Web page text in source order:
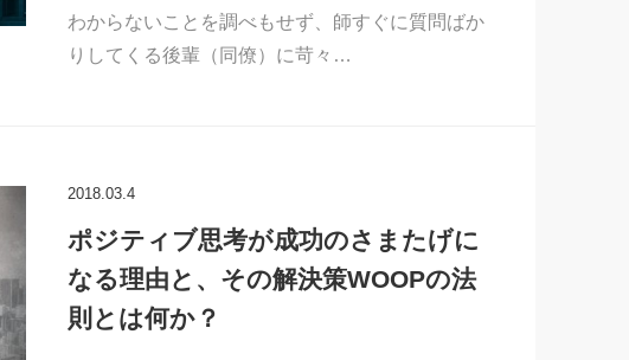
わからないことを調べもせず、師すぐに質問ばか
りしてくる後輩（同僚）に苛々…
2018.03.4
ポジティブ思考が成功のさまたげに
なる理由と、その解決策WOOPの法
則とは何か？